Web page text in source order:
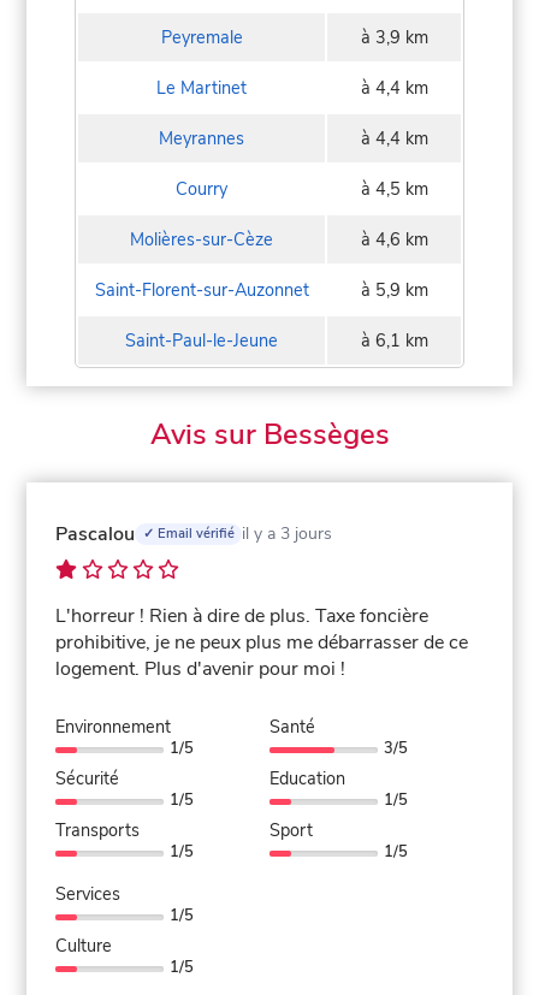
Peyremale à 3,9 km
Le Martinet à 4,4 km
Meyrannes à 4,4 km
Courry à 4,5 km
Molières-sur-Cèze à 4,6 km
Saint-Florent-sur-Auzonnet à 5,9 km
Saint-Paul-le-Jeune à 6,1 km
Avis sur Bessèges
Pascalou ✓ Email vérifié il y a 3 jours
L'horreur ! Rien à dire de plus. Taxe foncière
prohibitive, je ne peux plus me débarrasser de ce
logement. Plus d'avenir pour moi !
Environnement
1/5
Sécurité
1/5
Transports
1/5
Santé
3/5
Education
1/5
Sport
1/5
Services
1/5
Culture
1/5